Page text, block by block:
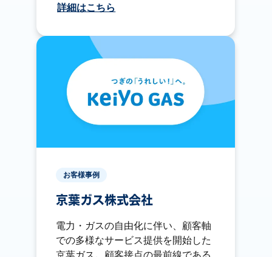
詳細はこちら
お客様事例
京葉ガス株式会社
電力・ガスの自由化に伴い、顧客軸
での多様なサービス提供を開始した